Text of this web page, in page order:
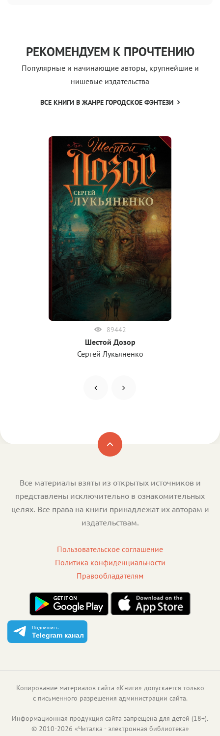
РЕКОМЕНДУЕМ К ПРОЧТЕНИЮ
Популярные и начинающие авторы, крупнейшие и
нишевые издательства
ВСЕ КНИГИ В ЖАНРЕ ГОРОДСКОЕ ФЭНТЕЗИ
89442
Шестой Дозор
Сергей Лукьяненко
Все материалы взяты из открытых источников и
представлены исключительно в ознакомительных
целях. Все права на книги принадлежат их авторам и
издательствам.
Пользовательское соглашение
Политика конфиденциальности
Правообладателям
Подпишись
Telegram канал
Копирование материалов сайта «Книги» допускается только
с письменного разрешения администрации сайта.
Информационная продукция сайта запрещена для детей (18+).
© 2010-2026 «Читалка - электронная библиотека»